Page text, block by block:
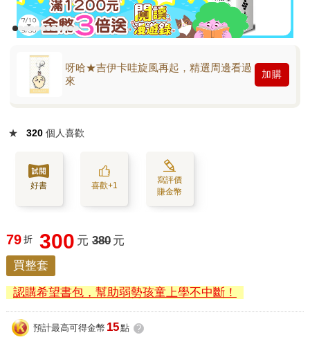
呀哈★吉伊卡哇旋風再起，精選周邊看過
來
加購
★ 320 個人喜歡
好書 喜歡+1
寫評價
賺金幣
79 折 300 元 380 元
買整套
認購希望書包，幫助弱勢孩童上學不中斷！
預計最高可得金幣 15點 ?